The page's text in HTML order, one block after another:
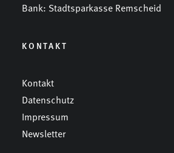
Bank: Stadtsparkasse Remscheid
KONTAKT
Kontakt
Datenschutz
Impressum
Newsletter